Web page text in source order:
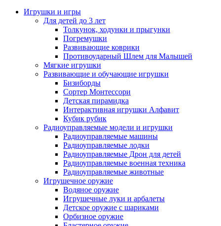
Игрушки и игры
Для детей до 3 лет
Толкунок, ходунки и прыгунки
Погремушки
Развивающие коврики
Противоударный Шлем для Малышей
Мягкие игрушки
Развивающие и обучающие игрушки
Бизиборды
Сортер Монтессори
Детская пирамидка
Интерактивная игрушки Алфавит
Кубик рубик
Радиоуправляемые модели и игрушки
Радиоуправляемые машины
Радиоуправляемые лодки
Радиоуправляемые Дрон для детей
Радиоуправляемые военная техника
Радиоуправляемые животные
Игрушечное оружие
Водяное оружие
Игрушечные луки и арбалеты
Детское оружие с шариками
Орбизное оружие